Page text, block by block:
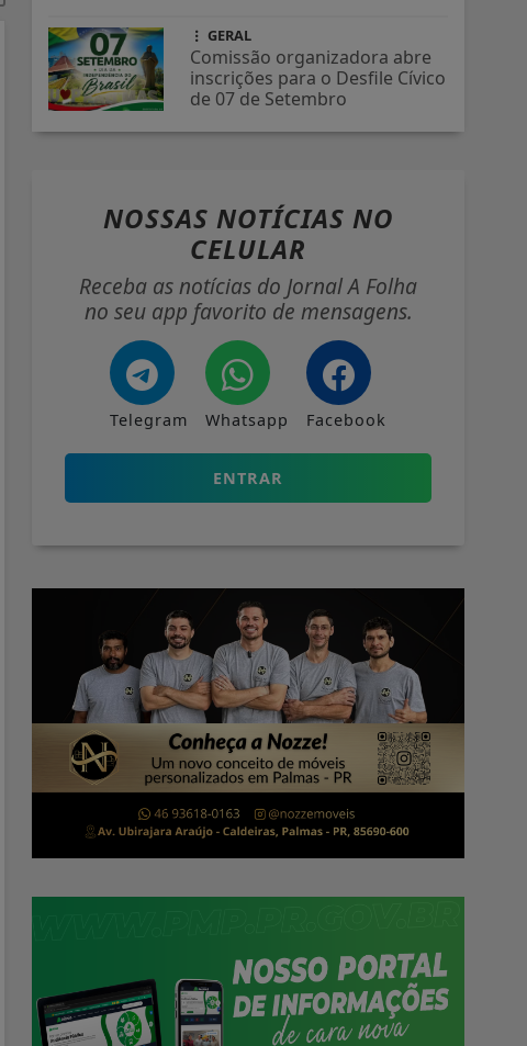
GERAL
Comissão organizadora abre
inscrições para o Desfile Cívico
de 07 de Setembro
NOSSAS NOTÍCIAS NO
CELULAR
Receba as notícias do Jornal A Folha
no seu app favorito de mensagens.
Telegram Whatsapp Facebook
ENTRAR